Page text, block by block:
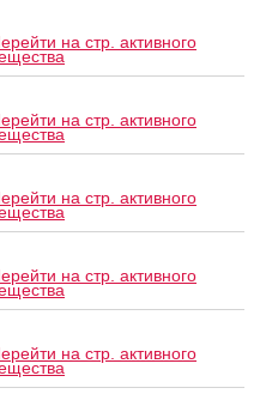
на стр. активного
на стр. активного
на стр. активного
на стр. активного
на стр. активного